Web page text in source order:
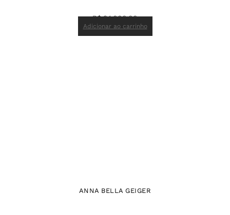
R$34.000,00
Adicionar ao carrinho
ANNA BELLA GEIGER